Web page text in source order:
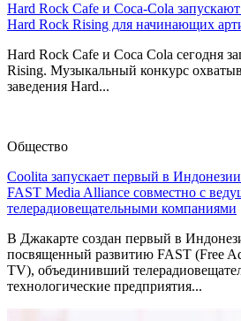
Hard Rock Cafe и Coca-Cola
Hard Rock Rising для начинающих
Hard Rock Cafe и Coca Cola сегодня
Rising. Музыкальный конкурс
заведения Hard...
Общество
Coolita запускает первый в
FAST Media Alliance совместно с
телерадиовещательными компаниями
В Джакарте создан первый в
посвященный развитию FAST (Free
TV), объединивший
технологические предприятия...